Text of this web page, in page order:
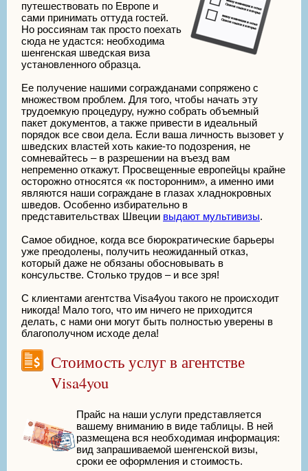
путешествовать по Европе и
сами принимать оттуда гостей.
Но россиянам так просто поехать
сюда не удастся: необходима
шенгенская шведская виза
установленного образца.
Ее получение нашими согражданами сопряжено с
множеством проблем. Для того, чтобы начать эту
трудоемкую процедуру, нужно собрать объемный
пакет документов, а также привести в идеальный
порядок все свои дела. Если ваша личность вызовет у
шведских властей хоть какие-то подозрения, не
сомневайтесь – в разрешении на въезд вам
непременно откажут. Просвещенные европейцы крайне
осторожно относятся «к посторонним», а именно ими
являются наши сограждане в глазах хладнокровных
шведов. Особенно избирательно в
представительствах Швеции выдают мультивизы.
Самое обидное, когда все бюрократические барьеры
уже преодолены, получить неожиданный отказ,
который даже не обязаны обосновывать в
консульстве. Столько трудов – и все зря!
С клиентами агентства Visa4you такого не происходит
никогда! Мало того, что им ничего не приходится
делать, с нами они могут быть полностью уверены в
благополучном исходе дела!
Стоимость услуг в агентстве
Visa4you
Прайс на наши услуги представляется
вашему вниманию в виде таблицы. В ней
размещена вся необходимая информация:
вид запрашиваемой шенгенской визы,
сроки ее оформления и стоимость.